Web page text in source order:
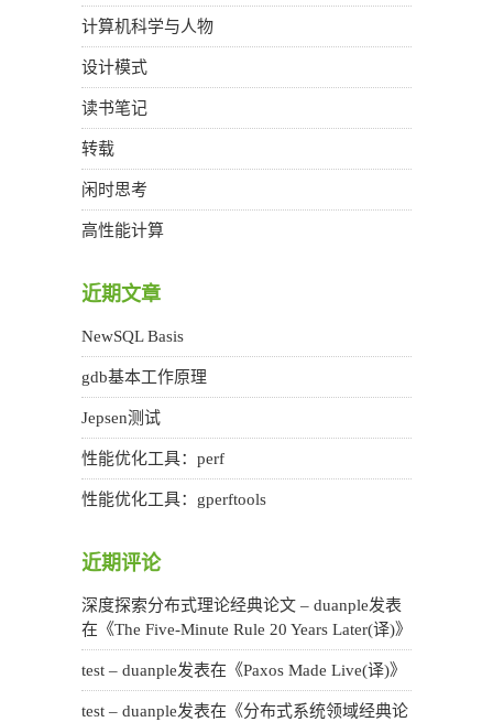
计算机科学与人物
设计模式
读书笔记
转载
闲时思考
高性能计算
近期文章
NewSQL Basis
gdb基本工作原理
Jepsen测试
性能优化工具：perf
性能优化工具：gperftools
近期评论
深度探索分布式理论经典论文 – duanple发表
在《The Five-Minute Rule 20 Years Later(译)》
test – duanple发表在《Paxos Made Live(译)》
test – duanple发表在《分布式系统领域经典论